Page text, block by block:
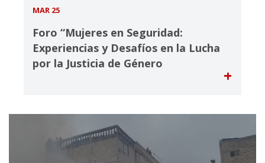
MAR 25
Foro “Mujeres en Seguridad:
Experiencias y Desafíos en la Lucha
por la Justicia de Género
+